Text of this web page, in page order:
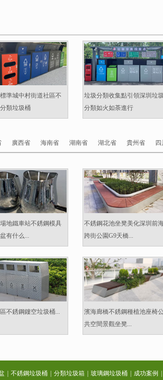
準城中村街道社區不
類垃圾桶
垃圾分類收集點引領深圳垃圾
分類如火如荼進行
廣西省 海南省 湖南省 湖北省 貴州省
地鐵車站不銹鋼模具
有什么...
不銹鋼花池坐凳美化深圳前
跨街公園G9天橋...
不銹鋼鏤空垃圾桶...
濱海廊橋不銹鋼種植池座椅
共空間景觀坐凳...
不銹鋼垃圾桶 分類垃圾箱 玻璃鋼垃圾桶 成功案例